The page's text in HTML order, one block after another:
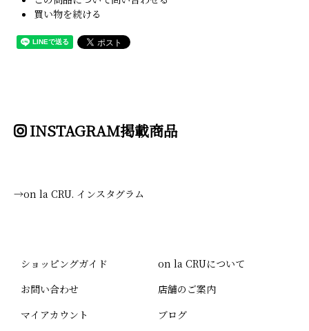
買い物を続ける
INSTAGRAM掲載商品
→on la CRU. インスタグラム
ショッピングガイド
お問い合わせ
マイアカウント
on la CRUについて
店舗のご案内
ブログ